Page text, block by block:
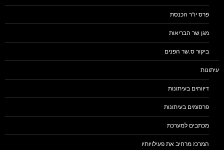
פרס יו"ר הכנסת
מגן שר הבריאות
ביקור ס.שר הפנים
עיתונות
דיווחים בעיתונות
פרסומים בעיתונות
מכתבים למערכת
המרכז מרחיב את פעילויותיו